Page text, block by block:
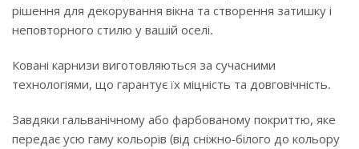
рішення для декорування вікна та створення затишку і
неповторного стилю у вашій оселі.
Ковані карнизи виготовляються за сучасними
технологіями, що гарантує їх міцність та довговічність.
Завдяки гальванічному або фарбованому покриттю, яке
передає усю гаму кольорів (від сніжно-білого до кольору